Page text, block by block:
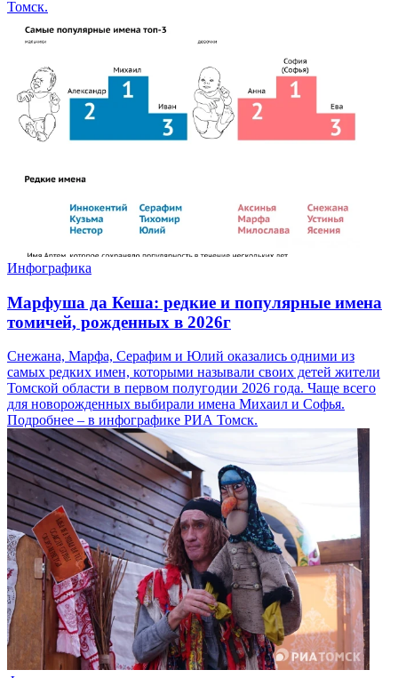
Томск.
Инфографика
Марфуша да Кеша: редкие и популярные имена
томичей, рожденных в 2026г
Снежана, Марфа, Серафим и Юлий оказались одними из
самых редких имен, которыми называли своих детей жители
Томской области в первом полугодии 2026 года. Чаще всего
для новорожденных выбирали имена Михаил и Софья.
Подробнее – в инфографике РИА Томск.